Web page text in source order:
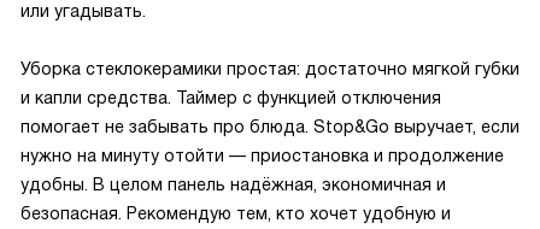
или угадывать.
Уборка стеклокерамики простая: достаточно мягкой губки
и капли средства. Таймер с функцией отключения
помогает не забывать про блюда. Stop&Go выручает, если
нужно на минуту отойти — приостановка и продолжение
удобны. В целом панель надёжная, экономичная и
безопасная. Рекомендую тем, кто хочет удобную и